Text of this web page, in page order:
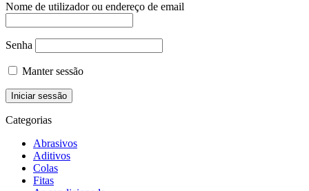
Nome de utilizador ou endereço de email
Senha
Manter sessão
Categorias
Abrasivos
Aditivos
Colas
Fitas